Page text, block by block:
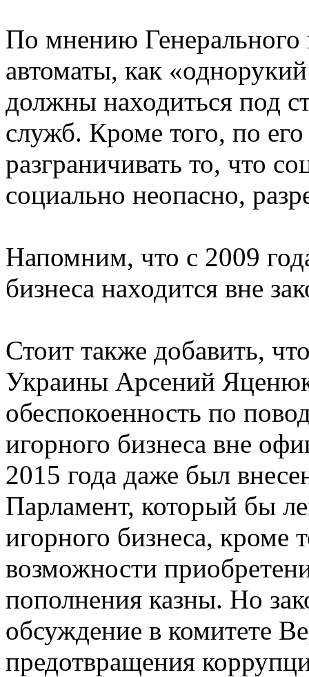
По мнению Генерального
автоматы, как
должны находиться под
служб. Кроме того, по
разграничивать то, что
социально неопасно,
Напомним, что c 2009
бизнеса находится вне
Стоит также добавить,
Украины Арсений
обеспокоенность по
игорного бизнеса вне
2015 года даже был
Парламент, который бы
игорного бизнеса, кроме
возможности
пополнения казны. Но
обсуждение в комитете
предотвращения